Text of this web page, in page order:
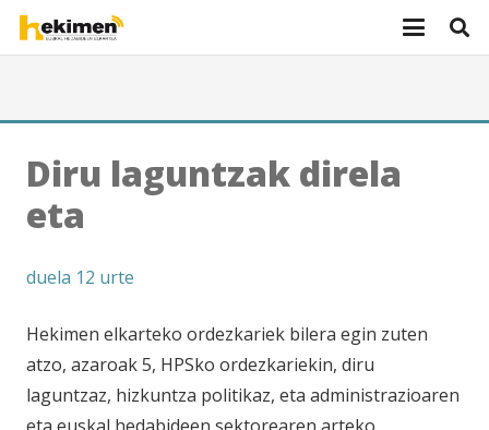
Diru laguntzak direla
eta
duela 12 urte
Hekimen elkarteko ordezkariek bilera egin zuten
atzo, azaroak 5, HPSko ordezkariekin, diru
laguntzaz, hizkuntza politikaz, eta administrazioaren